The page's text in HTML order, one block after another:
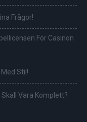
Frågor!
För Casinon
Stil!
Vara Komplett?